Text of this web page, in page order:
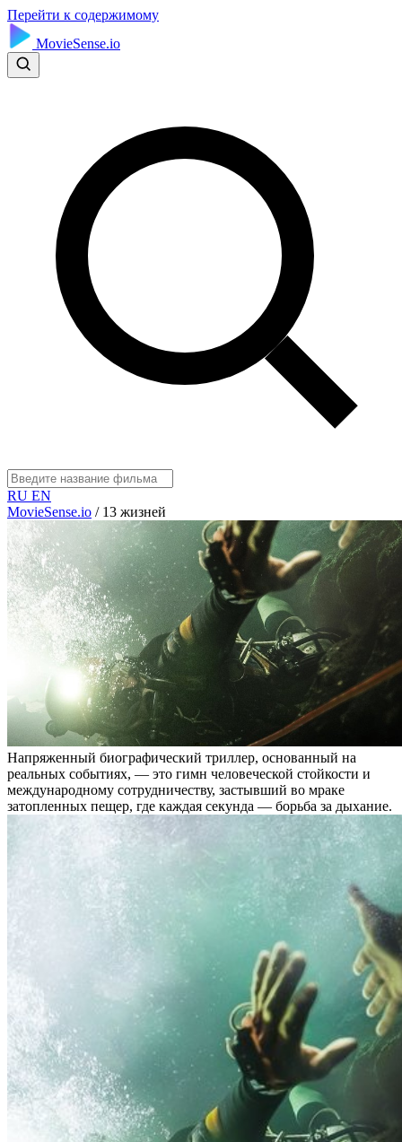
Перейти к содержимому
MovieSense.io
RU EN
MovieSense.io / 13 жизней
Напряженный биографический триллер, основанный на
реальных событиях, — это гимн человеческой стойкости и
международному сотрудничеству, застывший во мраке
затопленных пещер, где каждая секунда — борьба за дыхание.